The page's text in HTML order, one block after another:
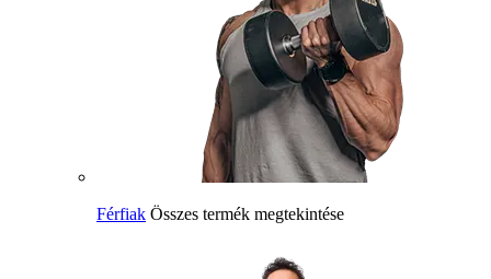
Férfiak Összes termék megtekintése